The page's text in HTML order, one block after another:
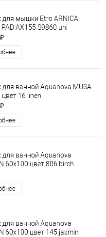
для мышки Etro ARNICA
PAD AX155 S9860 uni
для ванной Aquanova MUSA
16 linen
для ванной Aquanova
60x100 цвет 806 birch
для ванной Aquanova
60x100 цвет 145 jasmin